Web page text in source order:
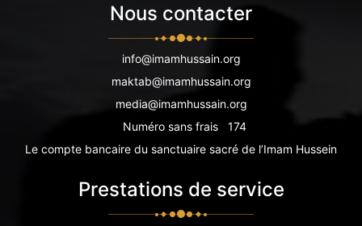
Nous contacter
info@imamhussain.org
maktab@imamhussain.org
media@imamhussain.org
Numéro sans frais
174
Le compte bancaire du sanctuaire sacré de l’Imam Hussein
Prestations de service